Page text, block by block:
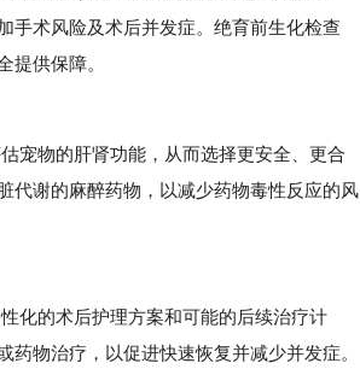
手术风险及术后并发症。绝育前生化检查
提供保障。
物的肝肾功能，从而选择更安全、更合
代谢的麻醉药物，以减少药物毒性反应的风
的术后护理方案和可能的后续治疗计
物治疗，以促进快速恢复并减少并发症。